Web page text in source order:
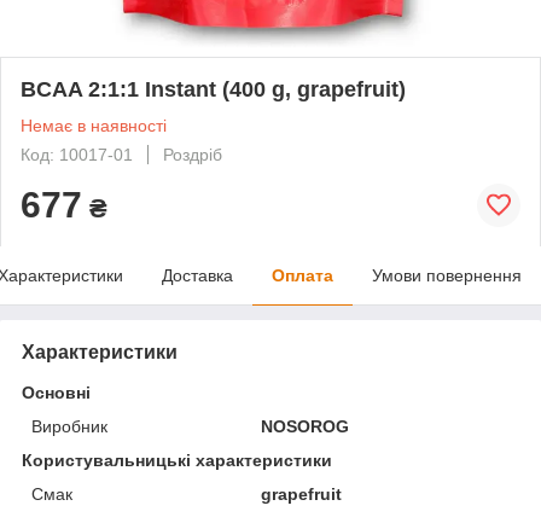
BCAA 2:1:1 Instant (400 g, grapefruit)
Немає в наявності
Код: 10017-01
Роздріб
677 ₴
Доставка Оплата Умови повернення
Характеристики
Основні
Виробник
NOSOROG
Користувальницькі характеристики
Смак
grapefruit